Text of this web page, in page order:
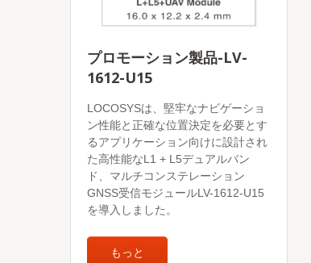
プロモーション製品-LV-
1612-U15
LOCOSYSは、堅牢なナビゲーショ
ン性能と正確な位置決定を必要とす
るアプリケーション向けに設計され
た高性能なL1 + L5デュアルバン
ド、マルチコンステレーション
GNSS受信モジュールLV-1612-U15
を導入しました。
もっと